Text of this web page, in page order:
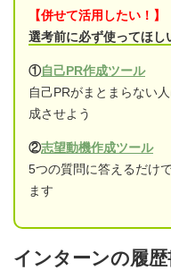
【併せて活用したい！】
選考前に必ず使ってほし
①自己PR作成ツール
自己PRがまとまらない
成させよう
②志望動機作成ツール
5つの質問に答えるだけ
ます
インターンの履